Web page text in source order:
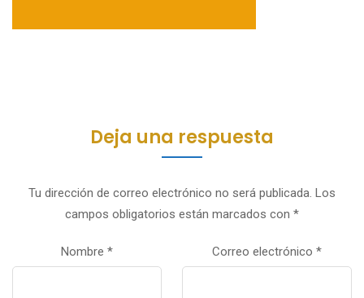
Deja una respuesta
Tu dirección de correo electrónico no será publicada. Los
campos obligatorios están marcados con *
Nombre * Correo electrónico *